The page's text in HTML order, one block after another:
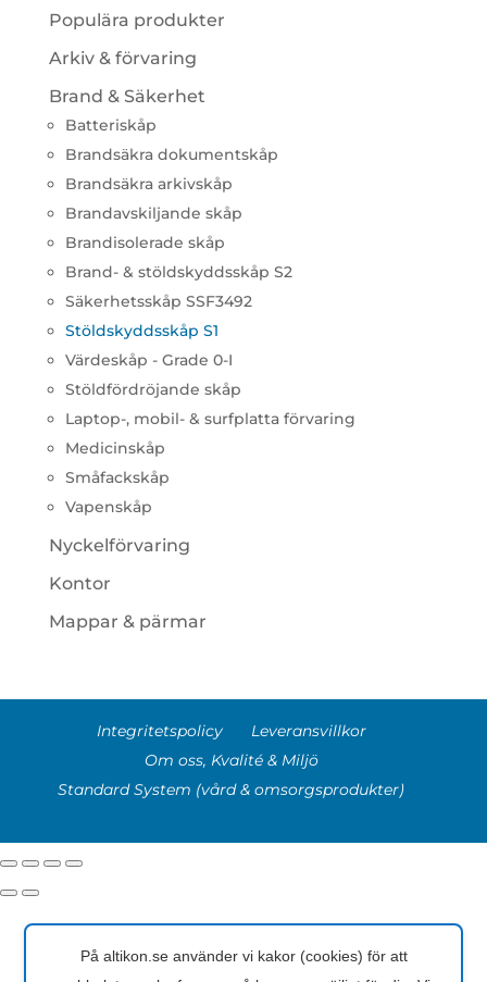
Populära produkter
Arkiv & förvaring
Brand & Säkerhet
Batteriskåp
Brandsäkra dokumentskåp
Brandsäkra arkivskåp
Brandavskiljande skåp
Brandisolerade skåp
Brand- & stöldskyddsskåp S2
Säkerhetsskåp SSF3492
Stöldskyddsskåp S1
Värdeskåp - Grade 0-I
Stöldfördröjande skåp
Laptop-, mobil- & surfplatta förvaring
Medicinskåp
Småfackskåp
Vapenskåp
Nyckelförvaring
Kontor
Mappar & pärmar
Integritetspolicy
Leveransvillkor
Om oss, Kvalité & Miljö
Standard System (vård & omsorgsprodukter)
På altikon.se använder vi kakor (cookies) för att